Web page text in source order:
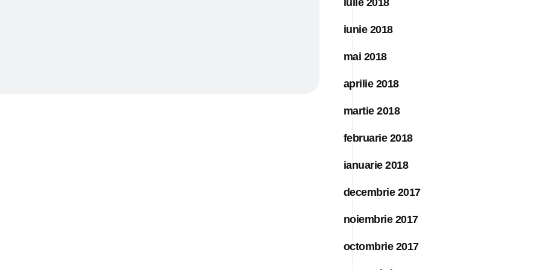
iunie 2018
mai 2018
aprilie 2018
martie 2018
februarie 2018
ianuarie 2018
decembrie 2017
noiembrie 2017
octombrie 2017